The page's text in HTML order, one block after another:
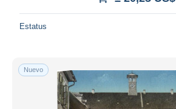
Estatus
Nuevo